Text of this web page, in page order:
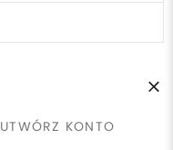
UTWÓRZ KONTO